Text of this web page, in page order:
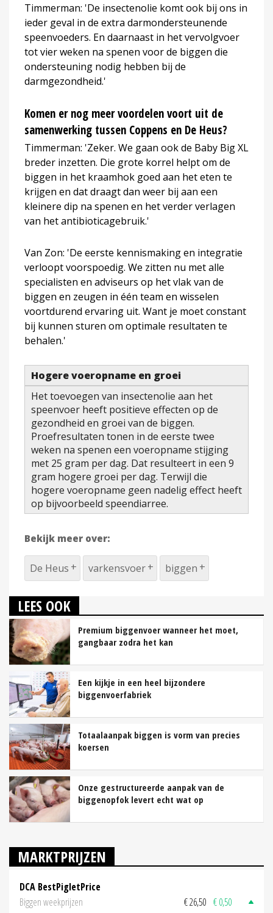
Timmerman: 'De insectenolie komt ook bij ons in
ieder geval in de extra darmondersteunende
speenvoeders. En daarnaast in het vervolgvoer
tot vier weken na spenen voor de biggen die
ondersteuning nodig hebben bij de
darmgezondheid.'
Komen er nog meer voordelen voort uit de
samenwerking tussen Coppens en De Heus?
Timmerman: 'Zeker. We gaan ook de Baby Big XL
breder inzetten. Die grote korrel helpt om de
biggen in het kraamhok goed aan het eten te
krijgen en dat draagt dan weer bij aan een
kleinere dip na spenen en het verder verlagen
van het antibioticagebruik.'
Van Zon: 'De eerste kennismaking en integratie
verloopt voorspoedig. We zitten nu met alle
specialisten en adviseurs op het vlak van de
biggen en zeugen in één team en wisselen
voortdurend ervaring uit. Want je moet constant
bij kunnen sturen om optimale resultaten te
behalen.'
Hogere voeropname en groei
Het toevoegen van insectenolie aan het
speenvoer heeft positieve effecten op de
gezondheid en groei van de biggen.
Proefresultaten tonen in de eerste twee
weken na spenen een voeropname stijging
met 25 gram per dag. Dat resulteert in een 9
gram hogere groei per dag. Terwijl die
hogere voeropname geen nadelig effect heeft
op bijvoorbeeld speendiarree.
Bekijk meer over:
De Heus varkensvoer biggen
LEES OOK
Premium biggenvoer wanneer het moet,
gangbaar zodra het kan
Een kijkje in een heel bijzondere
biggenvoerfabriek
Totaalaanpak biggen is vorm van precies
koersen
Onze gestructureerde aanpak van de
biggenopfok levert echt wat op
MARKTPRIJZEN
DCA BestPigletPrice
Biggen weekprijzen
€ 26,50 € 0,50